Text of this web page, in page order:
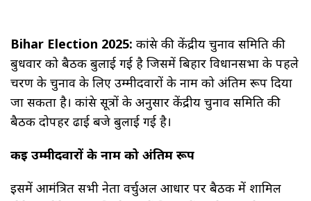
Bihar Election 2025: कांग्रेस की केंद्रीय चुनाव समिति की
बुधवार को बैठक बुलाई गई है जिसमें बिहार विधानसभा के पहले
चरण के चुनाव के लिए उम्मीदवारों के नाम को अंतिम रूप दिया
जा सकता है। कांग्रेस सूत्रों के अनुसार केंद्रीय चुनाव समिति की
बैठक दोपहर ढाई बजे बुलाई गई है।
कई उम्मीदवारों के नाम को अंतिम रूप
इसमें आमंत्रित सभी नेता वर्चुअल आधार पर बैठक में शामिल